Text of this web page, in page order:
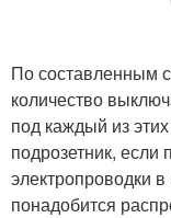
По составленным
количество
под каждый из
подрозетник, если
электропроводки
понадобится